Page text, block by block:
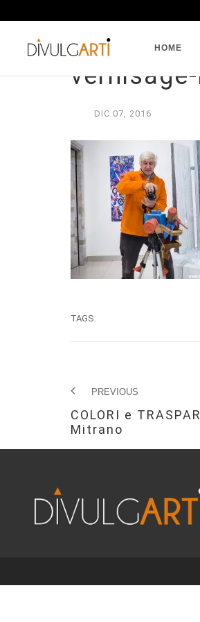
HOME
DIC 07, 2016
TAGS:
PREVIOUS
COLORI e
Mitrano